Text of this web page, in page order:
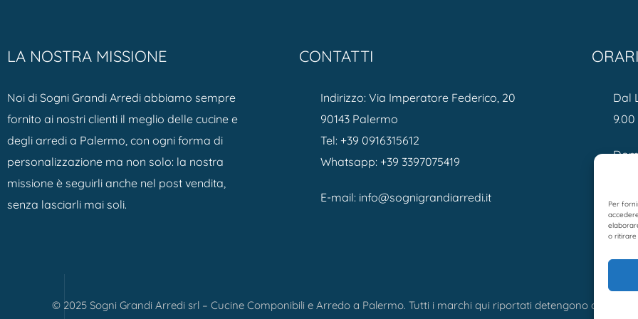
Per
o ritirare
LA NOSTRA MISSIONE
Noi di Sogni Grandi Arredi abbiamo sempre
fornito ai nostri clienti il meglio delle cucine e
degli arredi a Palermo, con ogni forma di
personalizzazione ma non solo: la nostra
missione è seguirli anche nel post vendita,
senza lasciarli mai soli.
CONTATTI
Indirizzo: Via Imperatore Federico, 20
90143 Palermo
Tel:+39 0916315612
Whatsapp:+39 3397075419
E-mail: info@sognigrandiarredi.it
ORARI
Dal
9.00
© 2025 Sogni Grandi Arredi srl – Cucine Componibili e Arredo a Palermo. Tutti i marchi qui riportati detengono ogni diritto